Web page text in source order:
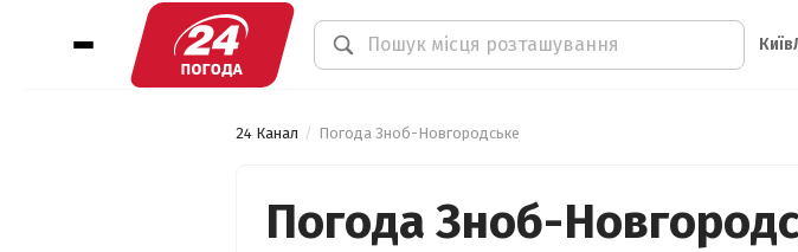
Київ
24 Канал Погода Зноб-Новгородське
Погода Зноб-